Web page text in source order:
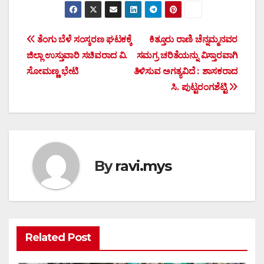
Post
navigation
ಕಿತ್ತೂರು ರಾಣಿ ಚೆನ್ನಮ್ಮನವರ
ಸಮಗ್ರ ಚರಿತೆಯನ್ನು ವಿಸ್ತಾರವಾಗಿ
ತಿಳಿಸುವ ಅಗತ್ಯವಿದೆ : ಶಾಸಕರಾದ
ಸಿ. ಪುಟ್ಟರಂಗಶೆಟ್ಟಿ
ತೆಂಗು ಬೆಳೆ ಸಂಸ್ಕರಣ ಘಟಕಕ್ಕೆ
ಜಿಲ್ಲಾ ಉಸ್ತುವಾರಿ ಸಚಿವರಾದ ವಿ.
ಸೋಮಣ್ಣ ಭೇಟಿ
Byravi.mys
Related Post